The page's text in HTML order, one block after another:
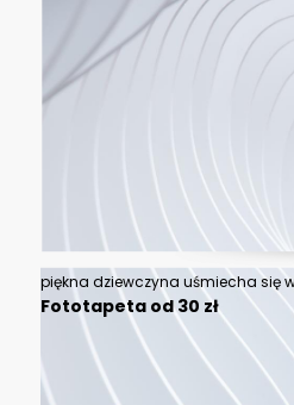
Fototapeta od 30 zł